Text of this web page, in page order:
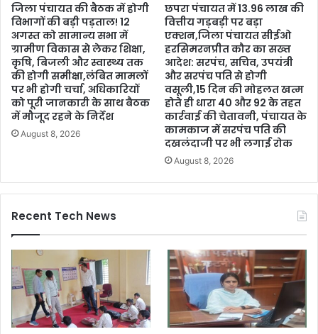
जिला पंचायत की बैठक में होगी
विभागों की बड़ी पड़ताल! 12
अगस्त को सामान्य सभा में
ग्रामीण विकास से लेकर शिक्षा,
कृषि, बिजली और स्वास्थ्य तक
की होगी समीक्षा,लंबित मामलों
पर भी होगी चर्चा, अधिकारियों
को पूरी जानकारी के साथ बैठक
में मौजूद रहने के निर्देश
August 8, 2026
छपरा पंचायत में 13.96 लाख की
वित्तीय गड़बड़ी पर बड़ा
एक्शन,जिला पंचायत सीईओ
हरसिमरनप्रीत कौर का सख्त
आदेश: सरपंच, सचिव, उपयंत्री
और सरपंच पति से होगी
वसूली,15 दिन की मोहलत खत्म
होते ही धारा 40 और 92 के तहत
कार्रवाई की चेतावनी, पंचायत के
कामकाज में सरपंच पति की
दखलंदाजी पर भी लगाई रोक
August 8, 2026
Recent Tech News